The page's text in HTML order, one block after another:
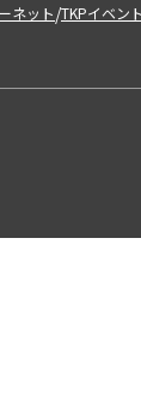
ネット/TKPイベン